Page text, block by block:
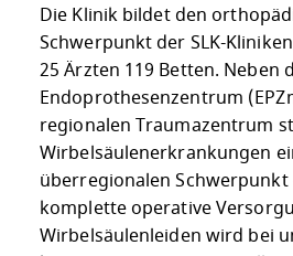
Die Klinik bildet den
Schwerpunkt der SLK-
25 Ärzten 119 Betten. Neben
Endoprothesenzentrum
regionalen Traumazentrum
Wirbelsäulenerkrankungen
überregionalen
komplette operative
Wirbelsäulenleiden wird bei